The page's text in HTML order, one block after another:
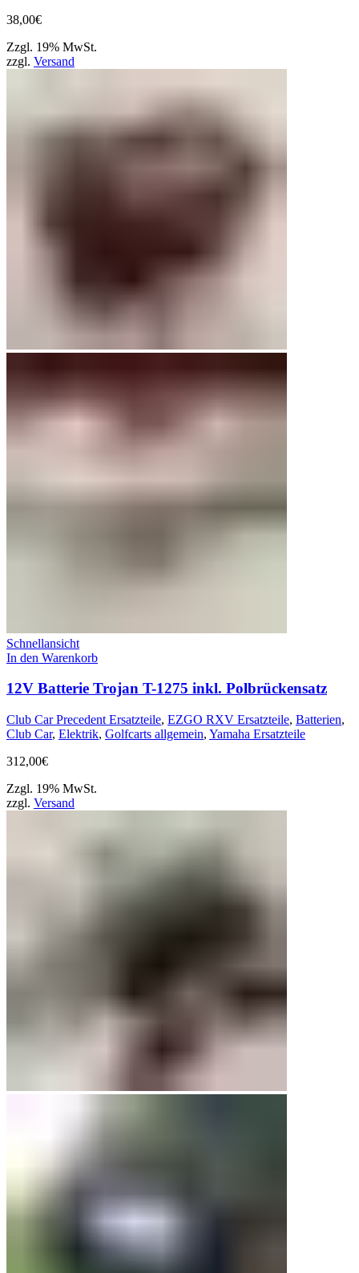
38,00€
Zzgl. 19% MwSt.
zzgl. Versand
Schnellansicht
In den Warenkorb
12V Batterie Trojan T-1275 inkl. Polbrückensatz
Club Car Precedent Ersatzteile, EZGO RXV Ersatzteile, Batterien,
Club Car, Elektrik, Golfcarts allgemein, Yamaha Ersatzteile
312,00€
Zzgl. 19% MwSt.
zzgl. Versand